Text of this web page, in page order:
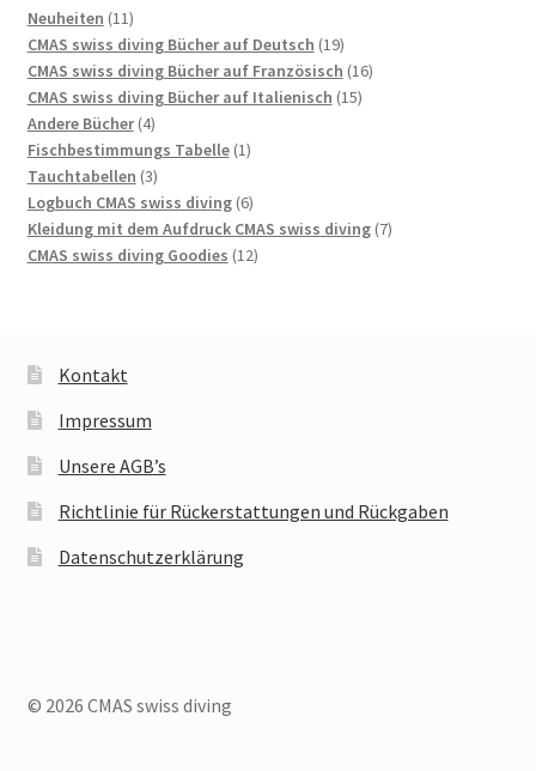
Neuheiten 1111
Produkte
CMAS swiss diving Bücher auf Deutsch 1919
Produkte
CMAS swiss diving Bücher auf Französisch 1616
CMAS swiss diving Bücher auf Italienisch 1515
Andere Bücher 44
Produkte
Fischbestimmungs Tabelle 11
Tauchtabellen 33
Produkte
Logbuch CMAS swiss diving 66
Produkte
Kleidung mit dem Aufdruck CMAS swiss diving 77
CMAS swiss diving Goodies 1212
Kontakt
Impressum
Unsere AGB’s
Richtlinie für Rückerstattungen und Rückgaben
Datenschutzerklärung
© 2026 CMAS swiss diving